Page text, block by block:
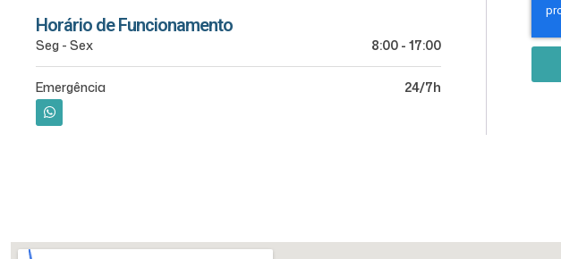
Horário de Funcionamento
Seg - Sex 8:00 - 17:00
Emergência 24/7h